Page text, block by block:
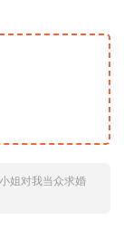
姐对我当众求婚